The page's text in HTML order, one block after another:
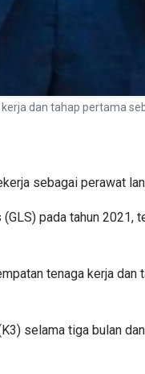
dan tahap pertama
sebagai perawat
pada tahun 2021,
tenaga kerja
selama tiga bulan